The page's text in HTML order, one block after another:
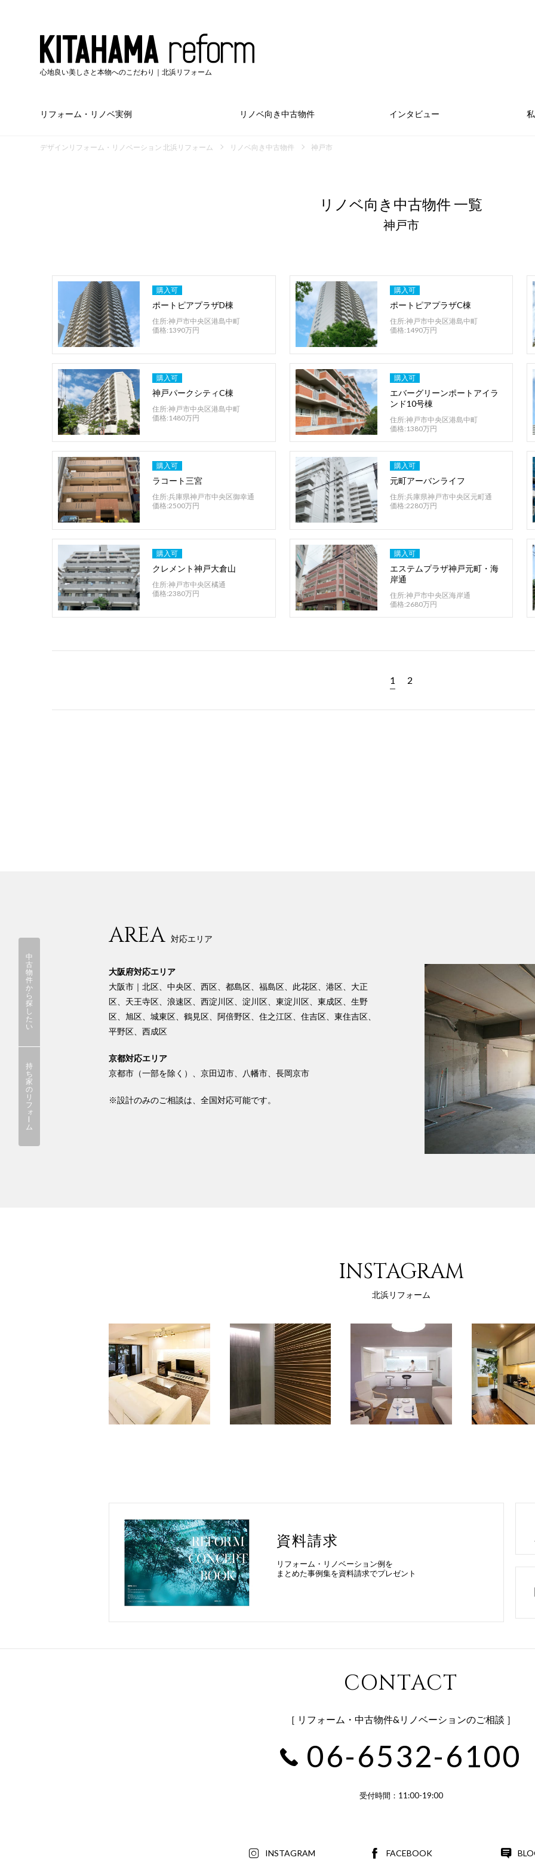
心地良い美しさと本物へのこだわり｜北浜リフォーム
リフォーム・リノベ実例 リノベ向き中古物件 インタビュー
デザインリフォーム・リノベーション 北浜リフォーム リノベ向き中古物件 神戸市
リノベ向き中古物件 一覧
神戸市
購入可
ポートピアプラザD棟
住所:神戸市中央区港島中町
価格:1390万円
購入可
ポートピアプラザC棟
住所:神戸市中央区港島中町
価格:1490万円
購入可
神戸パークシティC棟
住所:神戸市中央区港島中町
価格:1480万円
購入可
エバーグリーンポートアイラ
ンド10号棟
住所:神戸市中央区港島中町
価格:1380万円
購入可
ラコート三宮
住所:兵庫県神戸市中央区御幸通
価格:2500万円
購入可
元町アーバンライフ
住所:兵庫県神戸市中央区元町通
価格:2280万円
購入可
クレメント神戸大倉山
住所:神戸市中央区橘通
価格:2380万円
購入可
エステムプラザ神戸元町・海
岸通
住所:神戸市中央区海岸通
価格:2680万円
1 2
AREA 対応エリア
大阪府対応エリア
大阪市｜北区、中央区、西区、都島区、福島区、此花区、港区、大正
区、天王寺区、浪速区、西淀川区、淀川区、東淀川区、東成区、生野
区、旭区、城東区、鶴見区、阿倍野区、住之江区、住吉区、東住吉区、
平野区、西成区
京都対応エリア
京都市（一部を除く）、京田辺市、八幡市、長岡京市
※設計のみのご相談は、全国対応可能です。
INSTAGRAM
北浜リフォーム
資料請求
リフォーム・リノベーション例を
まとめた事例集を資料請求でプレゼント
CONTACT
［ リフォーム・中古物件&リノベーションのご相談 ］
06-6532-6100
受付時間：11:00-19:00
INSTAGRAM FACEBOOK
中
古
物
件
か
ら
探
し
た
い
持
ち
家
の
リ
フ
ォ
ム